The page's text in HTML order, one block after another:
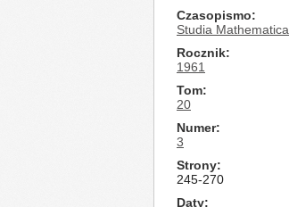
Czasopismo
Studia Mathematica
Rocznik
1961
Tom
20
Numer
3
Strony
245-270
Daty